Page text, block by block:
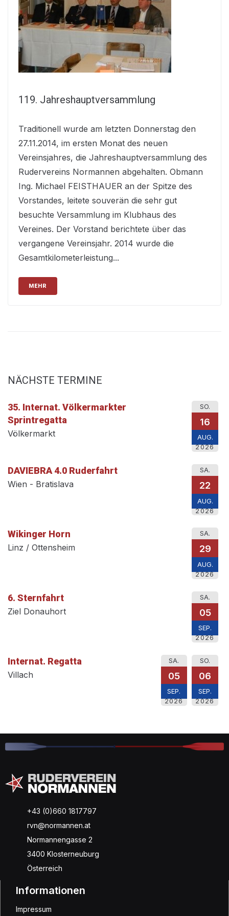
119. Jahreshauptversammlung
Traditionell wurde am letzten Donnerstag den
27.11.2014, im ersten Monat des neuen
Vereinsjahres, die Jahreshauptversammlung des
Rudervereins Normannen abgehalten. Obmann
Ing. Michael FEISTHAUER an der Spitze des
Vorstandes, leitete souverän die sehr gut
besuchte Versammlung im Klubhaus des
Vereines. Der Vorstand berichtete über das
vergangene Vereinsjahr. 2014 wurde die
Gesamtkilometerleistung...
MEHR
NÄCHSTE TERMINE
SO.
16
AUG.
2026
35. Internat. Völkermarkter
Sprintregatta
Völkermarkt
SA.
22
AUG.
2026
DAVIEBRA 4.0 Ruderfahrt
Wien - Bratislava
SA.
29
AUG.
2026
Wikinger Horn
Linz / Ottensheim
SA.
05
SEP.
2026
6. Sternfahrt
Ziel Donauhort
SA.
05
SEP.
2026
SO.
06
SEP.
2026
Internat. Regatta
Villach
+43 (0)660 1817797
rvn@normannen.at
Normannengasse 2
3400 Klosterneuburg
Österreich
Informationen
Impressum